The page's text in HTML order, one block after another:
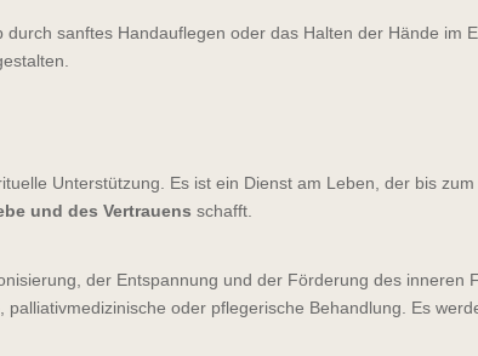
sanftes Handauflegen oder das Halten der Hände im
Unterstützung. Es ist ein Dienst am Leben, der bis
und des Vertrauens schafft.
der Entspannung und der Förderung des inneren
oder pflegerische Behandlung. Es